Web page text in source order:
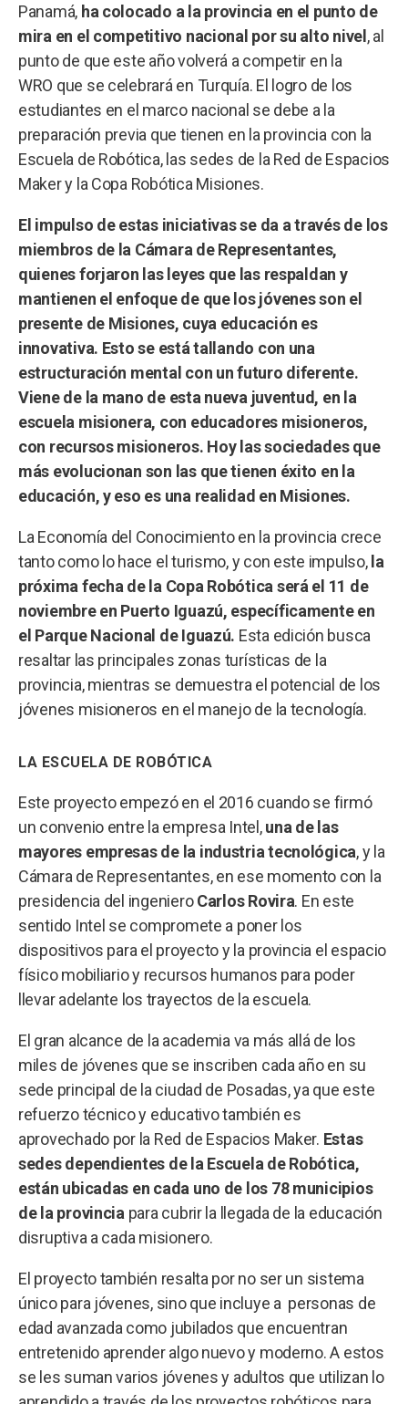
Panamá, ha colocado a la provincia en el punto de
mira en el competitivo nacional por su alto nivel , al
punto de que este año volverá a competir en la
WRO que se celebrará en Turquía. El logro de los
estudiantes en el marco nacional se debe a la
preparación previa que tienen en la provincia con la
Escuela de Robótica, las sedes de la Red de Espacios
Maker y la Copa Robótica Misiones.
El impulso de estas iniciativas se da a través de los
miembros de la Cámara de Representantes,
quienes forjaron las leyes que las respaldan y
mantienen el enfoque de que los jóvenes son el
presente de Misiones, cuya educación es
innovativa. Esto se está tallando con una
estructuración mental con un futuro diferente.
Viene de la mano de esta nueva juventud, en la
escuela misionera, con educadores misioneros,
con recursos misioneros. Hoy las sociedades que
más evolucionan son las que tienen éxito en la
educación, y eso es una realidad en Misiones.
La Economía del Conocimiento en la provincia crece
tanto como lo hace el turismo, y con este impulso, la
próxima fecha de la Copa Robótica será el 11 de
noviembre en Puerto Iguazú, específicamente en
el Parque Nacional de Iguazú. Esta edición busca
resaltar las principales zonas turísticas de la
provincia, mientras se demuestra el potencial de los
jóvenes misioneros en el manejo de la tecnología.
LA ESCUELA DE ROBÓTICA
Este proyecto empezó en el 2016 cuando se firmó
un convenio entre la empresa Intel,una de las
mayores empresas de la industria tecnológica, y la
Cámara de Representantes, en ese momento con la
presidencia del ingenieroCarlos Rovira. En este
sentido Intel se compromete a poner los
dispositivos para el proyecto y la provincia el espacio
físico mobiliario y recursos humanos para poder
llevar adelante los trayectos de la escuela.
El gran alcance de la academia va más allá de los
miles de jóvenes que se inscriben cada año en su
sede principal de la ciudad de Posadas, ya que este
refuerzo técnico y educativo también es
aprovechado por la Red de Espacios Maker. Estas
sedes dependientes de la Escuela de Robótica,
están ubicadas en cada uno de los 78 municipios
de la provincia para cubrir la llegada de la educación
disruptiva a cada misionero.
El proyecto también resalta por no ser un sistema
único para jóvenes, sino que incluye a personas de
edad avanzada como jubilados que encuentran
entretenido aprender algo nuevo y moderno. A estos
se les suman varios jóvenes y adultos que utilizan lo